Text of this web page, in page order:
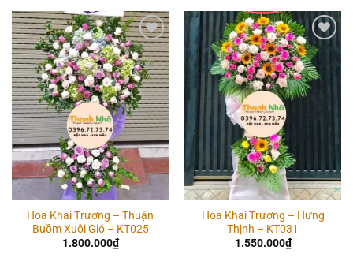
Add to
wishlist
Hoa Khai Trương – Thuận
Buồm Xuôi Gió – KT025
1.800.000₫
Add to
wishlist
Hoa Khai Trương – Hưng
Thịnh – KT031
1.550.000₫